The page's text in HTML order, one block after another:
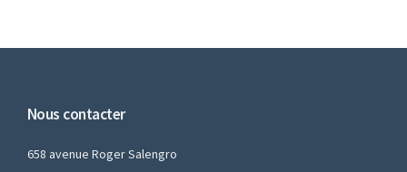
Nous contacter
658 avenue Roger Salengro